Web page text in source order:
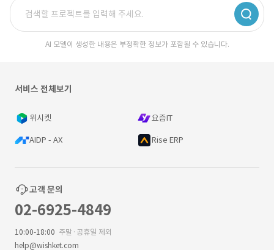
AI 모델이 생성한 내용은 부정확한 정보가 포함될 수 있습니다.
서비스 전체보기
위시켓 요즘IT
AIDP - AX Rise ERP
고객 문의
02-6925-4849
10:00-18:00 주말·공휴일 제외
help@wishket.com